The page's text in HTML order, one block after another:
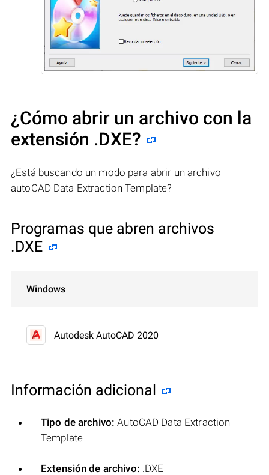
¿Cómo abrir un archivo con la
extensión .DXE?
¿Está buscando un modo para abrir un archivo
autoCAD Data Extraction Template?
Programas que abren archivos
.DXE
Windows
Autodesk AutoCAD 2020
Información adicional
Tipo de archivo: AutoCAD Data Extraction
Template
Extensión de archivo: .DXE